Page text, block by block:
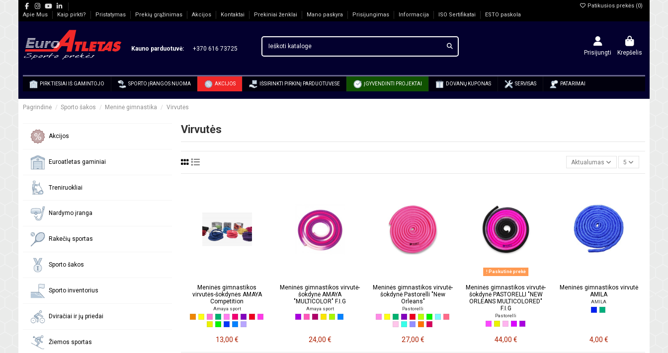
Apie Mus Kaip pirkti? Pristatymas Prekių grąžinimas Akcijos Kontaktai Prekiniai ženklai Mano paskyra Prisijungimas Informacija ISO Sertifikatai ESTO paskola
Patikusios prekės (0)
Kauno parduotuvė: +370 616 73725
Prisijungti Krepšelis
PIRK TIESIAI IŠ GAMINTOJO SPORTO ĮRANGOS NUOMA AKCIJOS IŠSIRINKTI PIRKINĮ PARDUOTUVĖSE ĮGYVENDINTI PROJEKTAI DOVANŲ KUPONAS SERVISAS PATARIMAI
Pagrindinė Sporto šakos Meninė gimnastika Virvutės
Virvutės
Aktualumas 5
Meninės gimnastikos
virvutės-šokdynės AMAYA
Competition
Amaya sport
13,00 €
Meninės gimnastikos virvutė-
šokdynė AMAYA
"MULTICOLOR" F.I.G
Amaya sport
24,00 €
Meninės gimnastikos virvutė-
šokdynė Pastorelli "New
Orleans"
Pastorelli
27,00 €
Paskutinė prekė
Meninės gimnastikos virvutė-
šokdynė PASTORELLI "NEW
ORLEANS MULTICOLORED"
F.I.G
Pastorelli
44,00 €
Meninės gimnastikos virvutė
AMILA
AMILA
4,00 €
Akcijos
Euroatletas gaminiai
Treniruokliai
Nardymo įranga
Rakečių sportas
Sporto šakos
Sporto inventorius
Dviračiai ir jų priedai
Žiemos sportas